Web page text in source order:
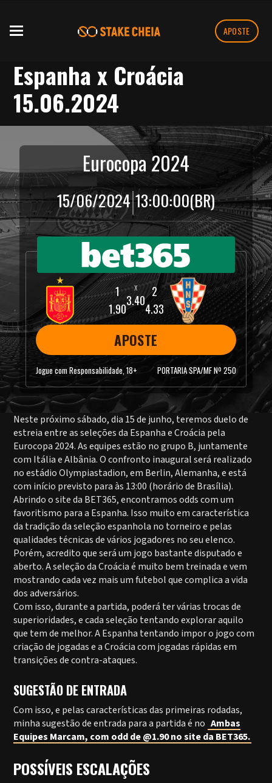
APOSTE
Espanha x Croácia
15.06.2024
Eurocopa 2024
15/06/2024|13:00:00(BR)
1.90
3.40
4.33
APOSTE
Jogue com Responsabilidade, 18+ PORTARIA SPA/MF Nº 250
Neste próximo sábado, dia 15 de junho, teremos duelo de
estreia entre as seleções da Espanha e Croácia pela
Eurocopa 2024. As equipes estão no grupo B, juntamente
com Itália e Albânia. O confronto inaugural será realizado
no estádio Olympiastadion, em Berlin, Alemanha, e está
com início previsto para às 13:00 (horário de Brasília).
Abrindo o site da BET365, encontramos odds com um
favoritismo para a Espanha. Isso muito em característica
da tradição da seleção espanhola no torneiro e pelas
qualidades técnicas de vários jogadores no seu elenco.
Porém, acredito que será um jogo bastante disputado e
aberto. A seleção da Croácia é muito bem treinada e vem
mostrando cada vez mais um futebol que complica a vida
dos adversários.
Com isso, durante a partida, poderá ter várias trocas de
superioridades, e cada seleção tentando explorar aquilo
que tem de melhor. A Espanha tentando impor o jogo com
criação de jogadas e a Croácia com jogadas rápidas em
transições de contra-ataques.
SUGESTÃO DE ENTRADA
Com isso, e pelas características das primeiras rodadas,
minha sugestão de entrada para a partida é no Ambas
Equipes Marcam, com odd de @1.90 no site da BET365.
POSSÍVEIS ESCALAÇÕES